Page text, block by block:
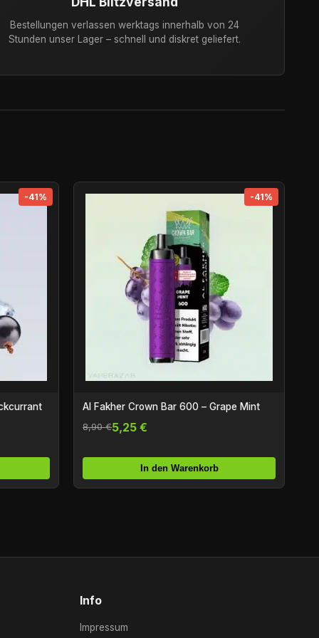
Bestellungen verlassen werktags innerhalb von 24
Stunden unser Lager – schnell und diskret geliefert.
-41% -41%
Al Fakher Crown Bar 600 – Grape Mint
8,90 €5,25 €
In den Warenkorb
Info
Impressum